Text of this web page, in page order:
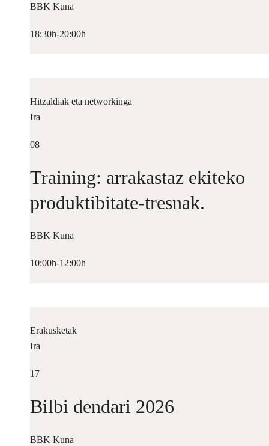
BBK Kuna
18:30h-20:00h
Hitzaldiak eta networkinga
Ira
08
Training: arrakastaz ekiteko
produktibitate-tresnak.
BBK Kuna
10:00h-12:00h
Erakusketak
Ira
17
Bilbi dendari 2026
BBK Kuna